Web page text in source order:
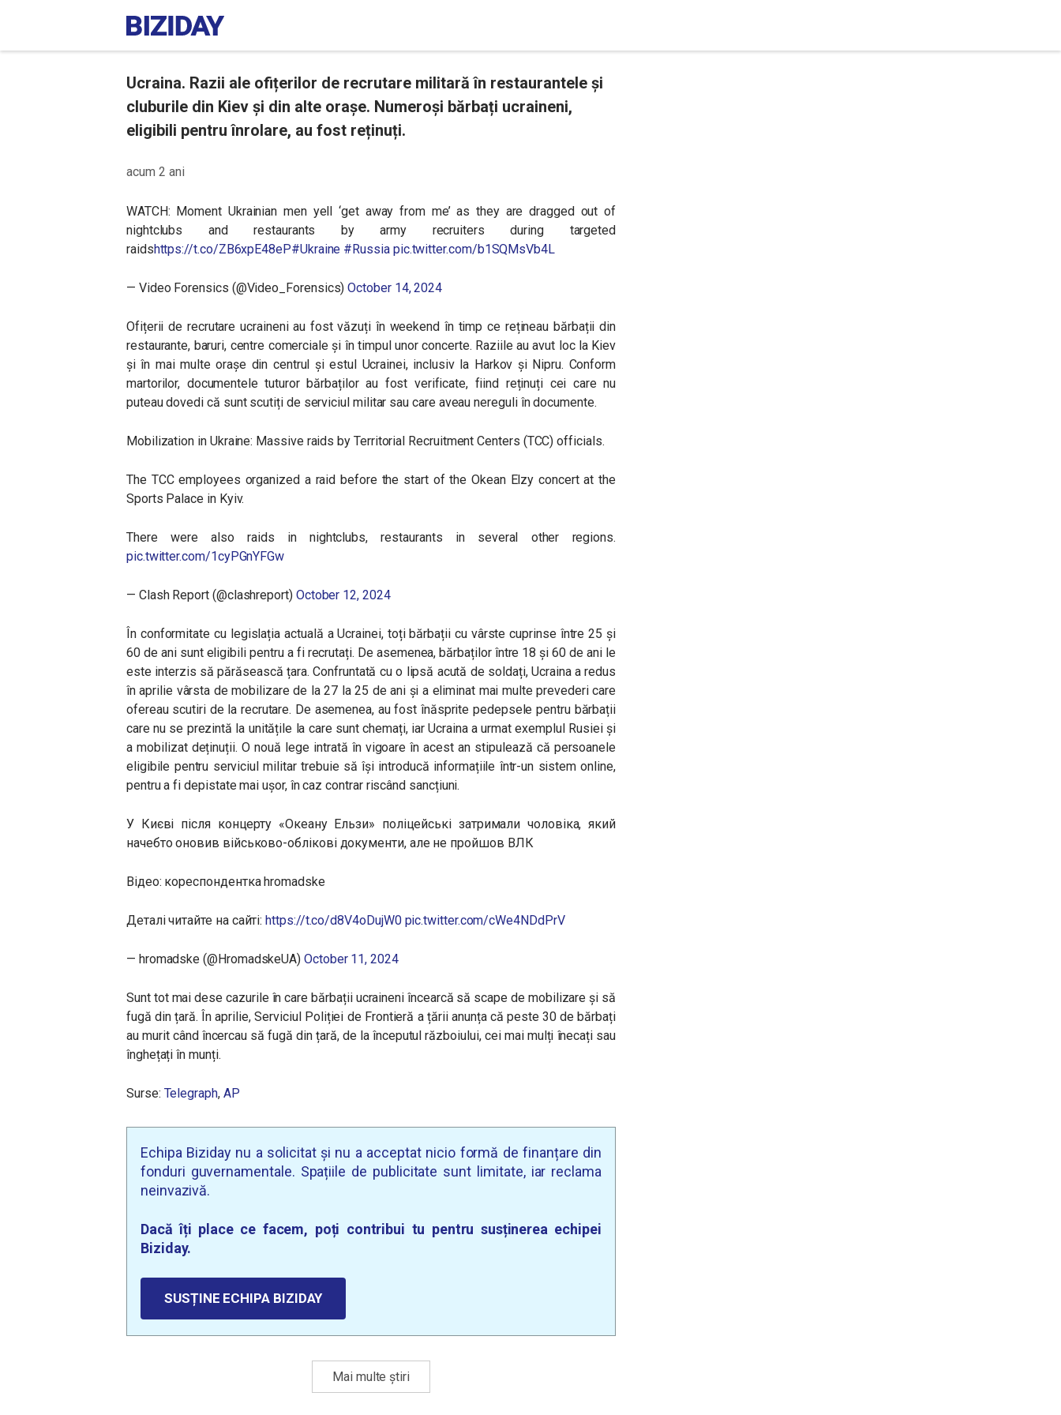
Ucraina. Razii ale ofițerilor de recrutare militară în restaurantele și
cluburile din Kiev și din alte orașe. Numeroși bărbați ucraineni,
eligibili pentru înrolare, au fost reținuți.
acum 2 ani
WATCH: Moment Ukrainian men yell ‘get away from me’ as they are dragged out of
nightclubs and restaurants by army recruiters during targeted
raidshttps://t.co/ZB6xpE48eP#Ukraine #Russia pic.twitter.com/b1SQMsVb4L
— Video Forensics (@Video_Forensics)October 14, 2024
Ofițerii de recrutare ucraineni au fost văzuți în weekend în timp ce rețineau bărbații din
restaurante, baruri, centre comerciale și în timpul unor concerte. Raziile au avut loc la Kiev
și în mai multe orașe din centrul și estul Ucrainei, inclusiv la Harkov și Nipru. Conform
martorilor, documentele tuturor bărbaților au fost verificate, fiind reținuți cei care nu
puteau dovedi că sunt scutiți de serviciul militar sau care aveau nereguli în documente.
Mobilization in Ukraine: Massive raids by Territorial Recruitment Centers (TCC) officials.
The TCC employees organized a raid before the start of the Okean Elzy concert at the
Sports Palace in Kyiv.
There were also raids in nightclubs, restaurants in several other regions.
pic.twitter.com/1cyPGnYFGw
— Clash Report (@clashreport) October 12, 2024
În conformitate cu legislația actuală a Ucrainei, toți bărbații cu vârste cuprinse între 25 și
60 de ani sunt eligibili pentru a fi recrutați. De asemenea, bărbaților între 18 și 60 de ani le
este interzis să părăsească țara. Confruntată cu o lipsă acută de soldați, Ucraina a redus
în aprilie vârsta de mobilizare de la 27 la 25 de ani și a eliminat mai multe prevederi care
ofereau scutiri de la recrutare. De asemenea, au fost înăsprite pedepsele pentru bărbații
care nu se prezintă la unitățile la care sunt chemați, iar Ucraina a urmat exemplul Rusiei și
a mobilizat deținuții. O nouă lege intrată în vigoare în acest an stipulează că persoanele
eligibile pentru serviciul militar trebuie să își introducă informațiile într-un sistem online,
pentru a fi depistate mai ușor, în caz contrar riscând sancțiuni.
У Києві після концерту «Океану Ельзи» поліцейські затримали чоловіка, який
начебто оновив військово-облікові документи, але не пройшов ВЛК
Відео: кореспондентка hromadske
Деталі читайте на сайті:https://t.co/d8V4oDujW0 pic.twitter.com/cWe4NDdPrV
— hromadske (@HromadskeUA)October 11, 2024
Sunt tot mai dese cazurile în care bărbații ucraineni încearcă să scape de mobilizare și să
fugă din țară. În aprilie, Serviciul Poliției de Frontieră a țării anunța că peste 30 de bărbați
au murit când încercau să fugă din țară, de la începutul războiului, cei mai mulți înecați sau
înghețați în munți.
Surse: Telegraph, AP
Echipa Biziday nu a solicitat și nu a acceptat nicio formă de finanțare din
fonduri guvernamentale. Spațiile de publicitate sunt limitate, iar reclama
neinvazivă.
Dacă îți place ce facem, poți contribui tu pentru susținerea echipei
Biziday.
SUSȚINE ECHIPA BIZIDAY
Mai multe știri